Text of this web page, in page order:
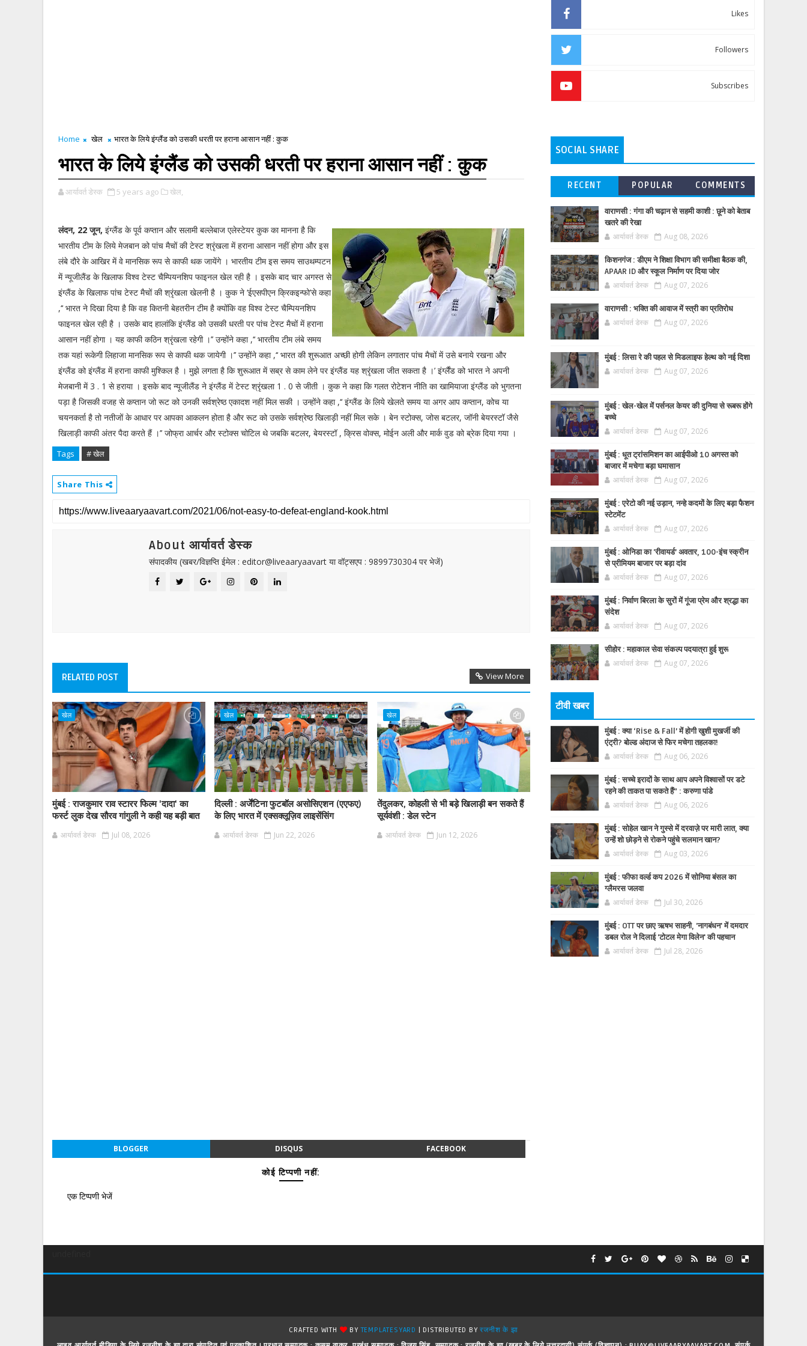
Home खेल भारत के लिये इंग्लैंड को उसकी धरती पर हराना आसान नहीं : कुक
भारत के लिये इंग्लैंड को उसकी धरती पर हराना आसान नहीं : कुक
आर्यावर्त डेस्क 5 years ago खेल,
लंदन, 22 जून, इंग्लैंड के पूर्व कप्तान और सलामी बल्लेबाज एलेस्टेयर कुक का मानना है कि
भारतीय टीम के लिये मेजबान को पांच मैचों की टेस्ट श्रृंखला में हराना आसान नहीं होगा और इस
लंबे दौरे के आखिर में वे मानसिक रूप से काफी थक जायेंगे । भारतीय टीम इस समय साउथम्पटन
में न्यूजीलैंड के खिलाफ विश्व टेस्ट चैम्पियनशिप फाइनल खेल रही है । इसके बाद चार अगस्त से
इंग्लैंड के खिलाफ पांच टेस्ट मैचों की श्रृंखला खेलनी है । कुक ने ‘ईएसपीएन क्रिकइन्फो’से कहा
,‘‘ भारत ने दिखा दिया है कि वह कितनी बेहतरीन टीम है क्योंकि वह विश्व टेस्ट चैम्पियनशिप
फाइनल खेल रही है । उसके बाद हालांकि इंग्लैंड को उसकी धरती पर पांच टेस्ट मैचों में हराना
आसान नहीं होगा । यह काफी कठिन श्रृंखला रहेगी ।’’ उन्होंने कहा ,‘‘ भारतीय टीम लंबे समय
तक यहां रूकेगी लिहाजा मानसिक रूप से काफी थक जायेगी ।’’ उन्होंने कहा ,‘‘ भारत की शुरूआत अच्छी होगी लेकिन लगातार पांच मैचों में उसे बनाये रखना और
इंग्लैंड को इंग्लैंड में हराना काफी मुश्किल है । मुझे लगता है कि शुरूआत में सब्र से काम लेने पर इंग्लैंड यह श्रृंखला जीत सकता है ।’ इंर्ग्लैंड को भारत ने अपनी
मेजबानी में 3 . 1 से हराया । इसके बाद न्यूजीलैंड ने इंग्लैंड में टेस्ट श्रृंखला 1 . 0 से जीती । कुक ने कहा कि गलत रोटेशन नीति का खामियाजा इंग्लैंड को भुगतना
पड़ा है जिसकी वजह से कप्तान जो रूट को उनकी सर्वश्रेष्ठ एकादश नहीं मिल सकी । उन्होंने कहा ,‘‘ इंग्लैंड के लिये खेलते समय या अगर आप कप्तान, कोच या
चयनकर्ता है तो नतीजों के आधार पर आपका आकलन होता है और रूट को उसके सर्वश्रेष्ठ खिलाड़ी नहीं मिल सके । बेन स्टोक्स, जोस बटलर, जॉनी बेयरस्टॉ जैसे
खिलाड़ी काफी अंतर पैदा करते हैं ।’’ जोफ्रा आर्चर और स्टोक्स चोटिल थे जबकि बटलर, बेयरस्टॉ , क्रिस वोक्स, मोईन अली और मार्क वुड को ब्रेक दिया गया ।
Tags # खेल
Share This
About आर्यावर्त डेस्क
संपादकीय (खबर/विज्ञप्ति ईमेल : editor@liveaaryaavart या वॉट्सएप : 9899730304 पर भेजें)
RELATED POST View More
खेल
मुंबई : राजकुमार राव स्टारर फिल्म 'दादा' का
फर्स्ट लुक देख सौरव गांगुली ने कही यह बड़ी बात
आर्यावर्त डेस्क Jul 08, 2026
खेल
दिल्ली : अर्जेंटिना फुटबॉल असोसिएशन (एएफए)
के लिए भारत में एक्सक्लूज़िव लाइसेंसिंग
आर्यावर्त डेस्क Jun 22, 2026
खेल
तेंदुलकर, कोहली से भी बड़े खिलाड़ी बन सकते हैं
सूर्यवंशी : डेल स्टेन
आर्यावर्त डेस्क Jun 12, 2026
BLOGGER DISQUS FACEBOOK
कोई टिप्पणी नहीं:
एक टिप्पणी भेजें
Likes
Followers
Subscribes
SOCIAL SHARE
RECENT POPULAR COMMENTS
वाराणसी : गंगा की चढ़ान से सहमी काशी : छूने को बेताब
खतरे की रेखा
आर्यावर्त डेस्क Aug 08, 2026
किशनगंज : डीएम ने शिक्षा विभाग की समीक्षा बैठक की,
APAAR ID और स्कूल निर्माण पर दिया जोर
आर्यावर्त डेस्क Aug 07, 2026
वाराणसी : भक्ति की आवाज में स्त्री का प्रतिरोध
आर्यावर्त डेस्क Aug 07, 2026
मुंबई : लिसा रे की पहल से मिडलाइफ हेल्थ को नई दिशा
आर्यावर्त डेस्क Aug 07, 2026
मुंबई : खेल-खेल में पर्सनल केयर की दुनिया से रूबरू होंगे
बच्चे
आर्यावर्त डेस्क Aug 07, 2026
मुंबई : धूत ट्रांसमिशन का आईपीओ 10 अगस्त को
बाजार में मचेगा बड़ा घमासान
आर्यावर्त डेस्क Aug 07, 2026
मुंबई : एरेटो की नई उड़ान, नन्हे कदमों के लिए बड़ा फैशन
स्टेटमेंट
आर्यावर्त डेस्क Aug 07, 2026
मुंबई : ओनिडा का 'रीवायर्ड’ अवतार, 100-इंच स्क्रीन
से प्रीमियम बाजार पर बड़ा दांव
आर्यावर्त डेस्क Aug 07, 2026
मुंबई : निर्वाण बिरला के सुरों में गूंजा प्रेम और श्रद्धा का
संदेश
आर्यावर्त डेस्क Aug 07, 2026
सीहोर : महाकाल सेवा संकल्प पदयात्रा हुई शुरू
आर्यावर्त डेस्क Aug 07, 2026
टीवी खबर
मुंबई : क्या ‘Rise & Fall’ में होगी खुशी मुखर्जी की
एंट्री? बोल्ड अंदाज से फिर मचेगा तहलका!
आर्यावर्त डेस्क Aug 06, 2026
मुंबई : सच्चे इरादों के साथ आप अपने विश्वासों पर डटे
रहने की ताकत पा सकते हैं” : करुणा पांडे
आर्यावर्त डेस्क Aug 06, 2026
मुंबई : सोहेल खान ने गुस्से में दरवाज़े पर मारी लात, क्या
उन्हें शो छोड़ने से रोकने पहुंचे सलमान खान?
आर्यावर्त डेस्क Aug 03, 2026
मुंबई : फीफा वर्ल्ड कप 2026 में सोनिया बंसल का
ग्लैमरस जलवा
आर्यावर्त डेस्क Jul 30, 2026
मुंबई : OTT पर छाए ऋषभ साहनी, 'नागबंधन' में दमदार
डबल रोल ने दिलाई 'टोटल मेगा विलेन' की पहचान
आर्यावर्त डेस्क Jul 28, 2026
CRAFTED WITH BYTEMPLATESYARD | DISTRIBUTED BYरजनीश के झा